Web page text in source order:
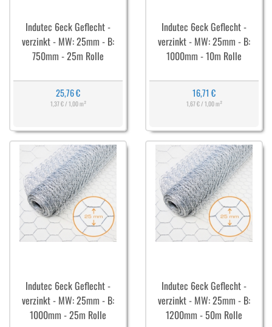
Indutec 6eck Geflecht -
verzinkt - MW: 25mm - B:
750mm - 25m Rolle
25,76 €
1,37 € / 1,00 m²
Indutec 6eck Geflecht -
verzinkt - MW: 25mm - B:
1000mm - 10m Rolle
16,71 €
1,67 € / 1,00 m²
Indutec 6eck Geflecht -
verzinkt - MW: 25mm - B:
1000mm - 25m Rolle
Indutec 6eck Geflecht -
verzinkt - MW: 25mm - B:
1200mm - 50m Rolle